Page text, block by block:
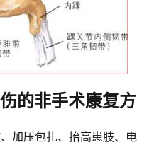
的非手术康复方
加压包扎、抬高患肢、电